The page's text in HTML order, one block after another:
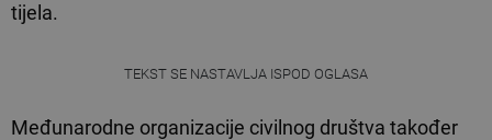
tijela.
TEKST SE NASTAVLJA ISPOD OGLASA
Međunarodne organizacije civilnog društva također